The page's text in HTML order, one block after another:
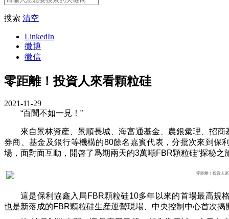
搜索 清空
LinkedIn
微博
微信
零距離！投資人來看顆粒硅
2021-11-29
“百聞不如一見！”
來自景林資産、景順長城、海富通基金、農銀彙理、招
券商、基金及銀行等機構的80餘名嘉賓代表，分批次來到保
場，面對面互動，開啓了爲期兩天的3萬噸FBR顆粒硅“探秘之
這是保利協鑫入局FBR顆粒硅10多年以來的首場最高規
也是新落成的FBR顆粒硅生産運營現場、中央控制中心首次揭